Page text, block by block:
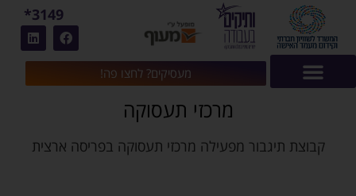
מעסיקים? לחצו פה!
3149*
מרכזי תעסוקה
קבוצת תיגבור מפעילה מרכזי תעסוקה בפריסה ארצית